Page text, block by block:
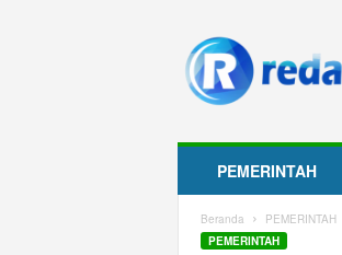
PEMERINTAH
Beranda PEMERINTAH
PEMERINTAH